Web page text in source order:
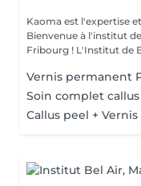
Kaoma est l'expertise et le savoir-faire pour
Bienvenue à l'institut
Fribourg !
Vernis permanent
Soin complet
Callus peel +